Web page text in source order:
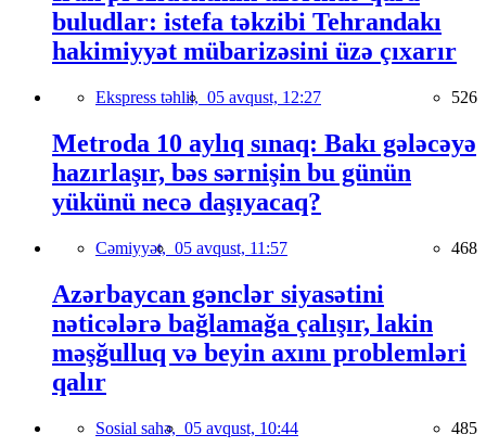
buludlar: istefa təkzibi Tehrandakı
hakimiyyət mübarizəsini üzə çıxarır
Ekspress təhlil, 05 avqust, 12:27 526
Metroda 10 aylıq sınaq: Bakı gələcəyə
hazırlaşır, bəs sərnişin bu günün
yükünü necə daşıyacaq?
Cəmiyyət, 05 avqust, 11:57 468
Azərbaycan gənclər siyasətini
nəticələrə bağlamağa çalışır, lakin
məşğulluq və beyin axını problemləri
qalır
Sosial sahə, 05 avqust, 10:44 485